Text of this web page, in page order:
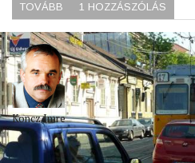
TOVÁBB (GALÉRIA
A
HEGYEK
ÖLELÉSÉBEN)
1 HOZZÁSZÓLÁS
Koncz Imre